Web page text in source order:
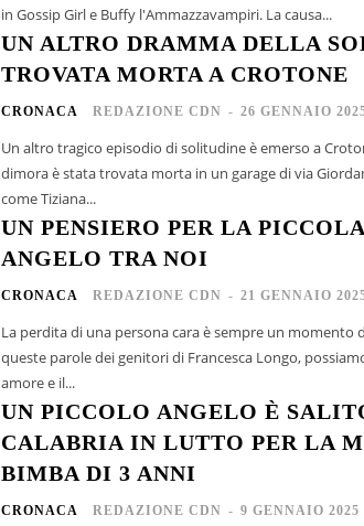
in Gossip Girl e Buffy l'Ammazzavampiri. La causa...
UN ALTRO DRAMMA DELLA
TROVATA MORTA A CROTONE
CRONACA REDAZIONE CDN - 26 GENNAIO
Un altro tragico episodio di solitudine è emerso a
dimora è stata trovata morta in un garage di via
come Tiziana...
UN PENSIERO PER LA
ANGELO TRA NOI
CRONACA REDAZIONE CDN - 21 GENNAIO
La perdita di una persona cara è sempre un momento
queste parole dei genitori di Francesca Longo,
amore e il...
UN PICCOLO ANGELO È
CALABRIA IN LUTTO PER LA
BIMBA DI 3 ANNI
CRONACA REDAZIONE CDN - 9 GENNAIO 2025